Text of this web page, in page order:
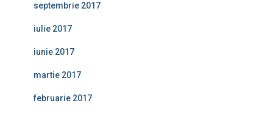
septembrie 2017
iulie 2017
iunie 2017
martie 2017
februarie 2017